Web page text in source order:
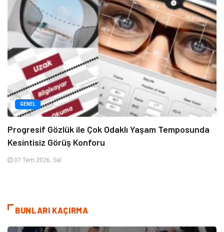
GENEL
Progresif Gözlük ile Çok Odaklı Yaşam Temposunda
Kesintisiz Görüş Konforu
07 Tem 2026, Sal
BUNLARI KAÇIRMA